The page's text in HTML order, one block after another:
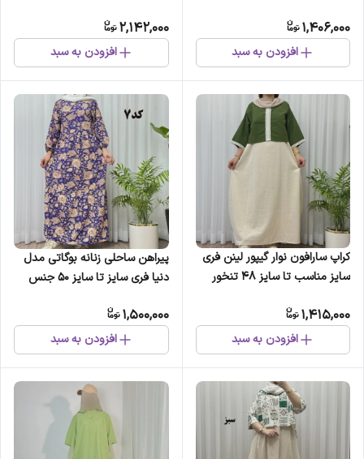
1,406,000
افزودن به سبد
2,142,000
افزودن به سبد
کراپ سارافون نوار گیپور لینن فری
سایز مناسب تا سایز 48 تنخور
1,415,000
افزودن به سبد
پیراهن ساحلی زنانه بوگاتی مدل
دنیا فری سایز تا سایز 50 جنس
نما
1,500,000
افزودن به سبد